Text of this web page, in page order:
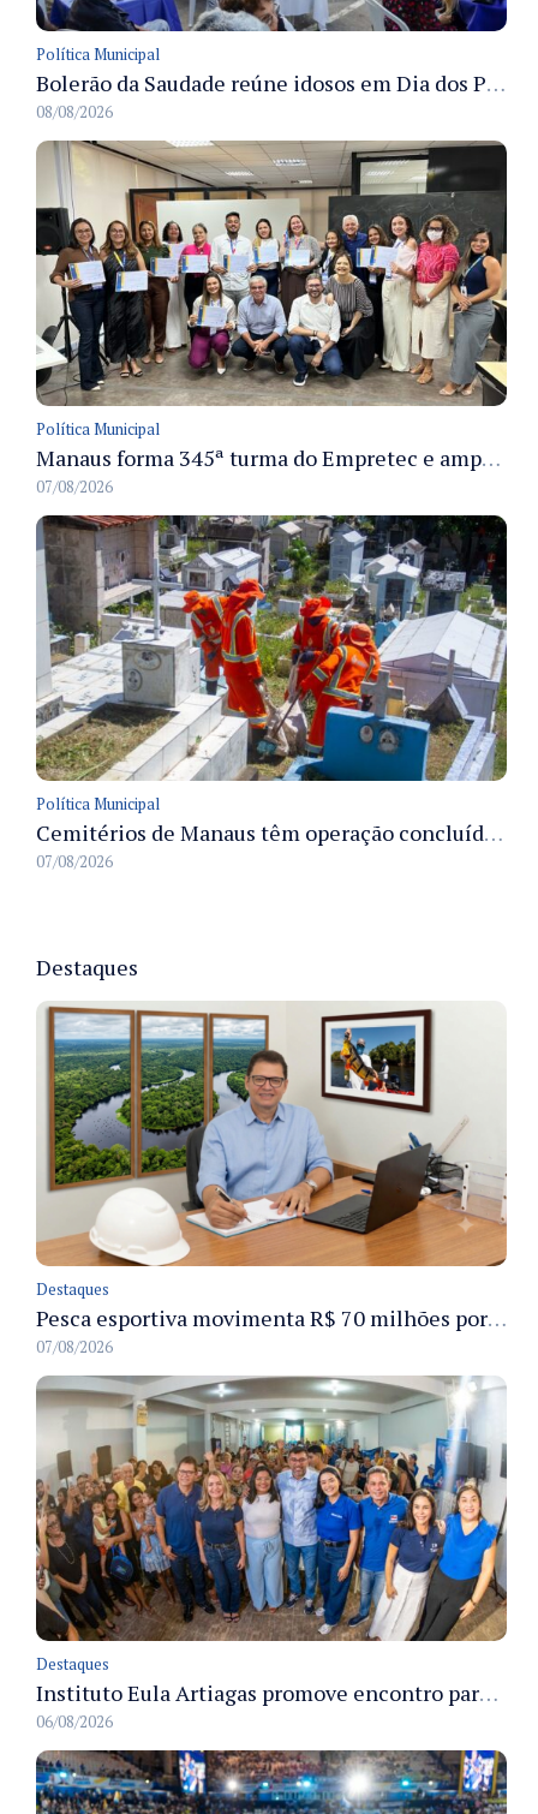
Política Municipal
Bolerão da Saudade reúne idosos em Dia dos Pais promovido pela Fundação Dr. Thomas em Manaus
08/08/2026
Política Municipal
Manaus forma 345ª turma do Empretec e amplia qualificação de empreendedores na cidade
07/08/2026
Política Municipal
Cemitérios de Manaus têm operação concluída e estrutura pronta para receber famílias no Dia dos Pais
07/08/2026
Destaques
Destaques
Pesca esportiva movimenta R$ 70 milhões por ano e ganha espaço na economia sustentável do Amazonas
07/08/2026
Destaques
Instituto Eula Artiagas promove encontro para discutir melhorias para o bairro Petrópolis
06/08/2026